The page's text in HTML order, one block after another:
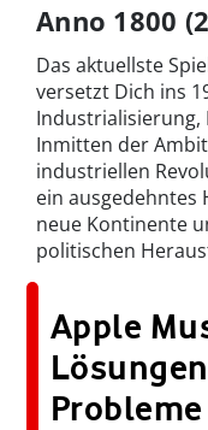
Anno 1800
Das aktuellste
versetzt Dich ins
Industrialisierung,
Inmitten der
industriellen
ein ausgedehntes
neue Kontinente
politischen
Apple
Probleme